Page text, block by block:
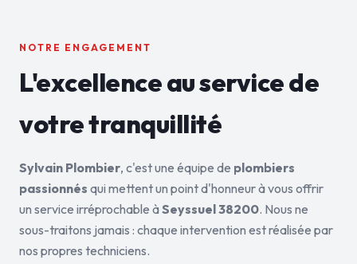
NOTRE ENGAGEMENT
L'excellence au service de
votre tranquillité
Sylvain Plombier, c'est une équipe de plombiers
passionnés qui mettent un point d'honneur à vous offrir
un service irréprochable àSeyssuel 38200. Nous ne
sous-traitons jamais : chaque intervention est réalisée par
nos propres techniciens.